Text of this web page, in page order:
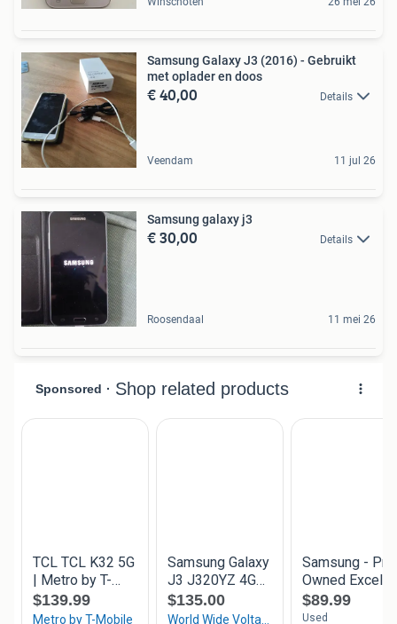
Samsung Galaxy J3 (2016) - Gebruikt
met oplader en doos
€ 40,00 Details
Veendam 11 jul 26
Samsung galaxy j3
€ 30,00 Details
Roosendaal 11 mei 26